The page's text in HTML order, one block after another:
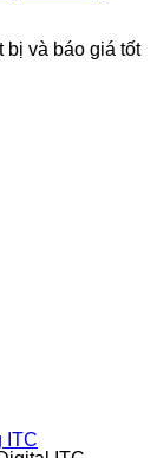
bị và báo giá tốt
ITC